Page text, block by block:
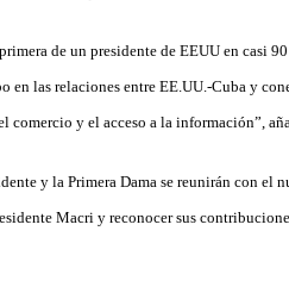
de un presidente de EEUU en casi
en las relaciones entre EE.UU.-Cuba y
comercio y el acceso a la información”,
y la Primera Dama se reunirán con
Macri y reconocer sus